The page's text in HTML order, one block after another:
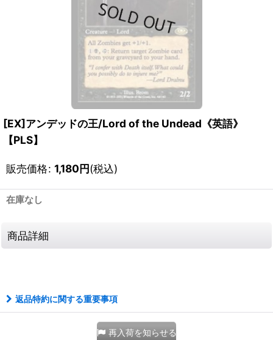
[EX]アンデッドの王/Lord of the Undead《英語》
【PLS】
販売価格: 1,180円(税込)
在庫なし
商品詳細
返品特約に関する重要事項
再入荷を知らせる